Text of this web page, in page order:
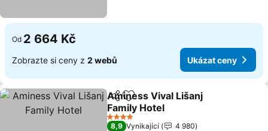
Od 2 664 Kč
Zobrazte si ceny z 2 webů Ukázat ceny
SdíletPřidat na seznam oblíbených
Aminess Vival Lišanj
Family Hotel
4 Počet hvězdiček
8,9 Vynikající
4 980